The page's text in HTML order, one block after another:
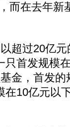
而在去年新
过20亿元
只首发规模
金，首发
10亿元以